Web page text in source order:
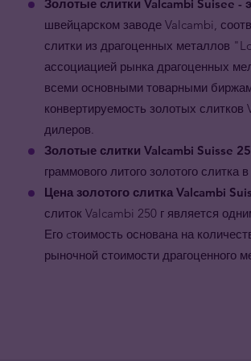
Золотые слитки Valcambi Suisee -
швейцарском заводе Valcambi,
слитки из драгоценных металлов
ассоциацией рынка драгоценных
всеми основными товарными
конвертируемость золотых слитков
дилеров.
Золотые слитки Valcambi Suisse
граммового литого золотого
Цена золотого слитка Valcambi
слиток Valcambi 250 г является
Его cтоимость основана на
рыночной стоимости драгоценного